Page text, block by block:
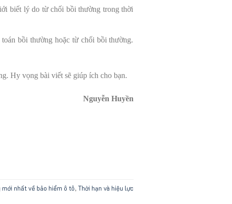
biết lý do từ chối bồi thường trong thời
bồi thường hoặc từ chối bồi thường.
Hy vọng bài viết sẽ giúp ích cho bạn.
Nguyễn Huyền
nhất về bảo hiểm ô tô, Thời hạn và hiệu lực